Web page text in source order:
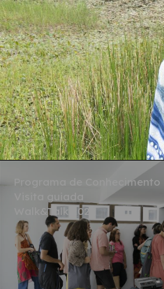
Programa de Conhecimento
Walk&Talk 2022